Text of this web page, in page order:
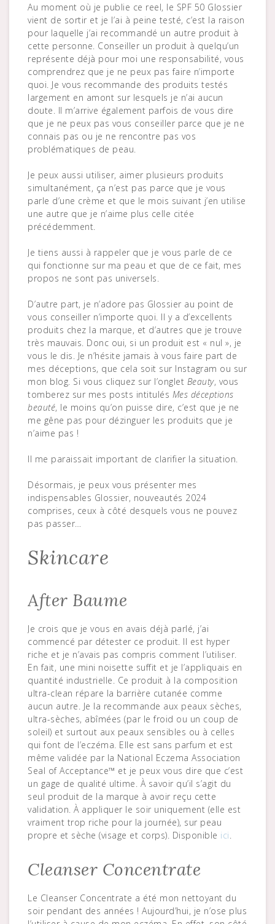
Au moment où je publie ce reel, le SPF 50 Glossier
vient de sortir et je l’ai à peine testé, c’est la raison
pour laquelle j’ai recommandé un autre produit à
cette personne. Conseiller un produit à quelqu’un
représente déjà pour moi une responsabilité, vous
comprendrez que je ne peux pas faire n’importe
quoi. Je vous recommande des produits testés
largement en amont sur lesquels je n’ai aucun
doute. Il m’arrive également parfois de vous dire
que je ne peux pas vous conseiller parce que je ne
connais pas ou je ne rencontre pas vos
problématiques de peau.
Je peux aussi utiliser, aimer plusieurs produits
simultanément, ça n’est pas parce que je vous
parle d’une crème et que le mois suivant j’en utilise
une autre que je n’aime plus celle citée
précédemment.
Je tiens aussi à rappeler que je vous parle de ce
qui fonctionne sur ma peau et que de ce fait, mes
propos ne sont pas universels.
D’autre part, je n’adore pas Glossier au point de
vous conseiller n’importe quoi. Il y a d’excellents
produits chez la marque, et d’autres que je trouve
très mauvais. Donc oui, si un produit est « nul », je
vous le dis. Je n’hésite jamais à vous faire part de
mes déceptions, que cela soit sur Instagram ou sur
mon blog. Si vous cliquez sur l’onglet Beauty, vous
tomberez sur mes posts intitulés Mes déceptions
beauté, le moins qu’on puisse dire, c’est que je ne
me gêne pas pour dézinguer les produits que je
n’aime pas !
Il me paraissait important de clarifier la situation.
Désormais, je peux vous présenter mes
indispensables Glossier, nouveautés 2024
comprises, ceux à côté desquels vous ne pouvez
pas passer…
Skincare
After Baume
Je crois que je vous en avais déjà parlé, j’ai
commencé par détester ce produit. Il est hyper
riche et je n’avais pas compris comment l’utiliser.
En fait, une mini noisette suffit et je l’appliquais en
quantité industrielle. Ce produit à la composition
ultra-clean répare la barrière cutanée comme
aucun autre. Je la recommande aux peaux sèches,
ultra-sèches, abîmées (par le froid ou un coup de
soleil) et surtout aux peaux sensibles ou à celles
qui font de l’eczéma. Elle est sans parfum et est
même validée par la National Eczema Association
Seal of Acceptance™ et je peux vous dire que c’est
un gage de qualité ultime. À savoir qu’il s’agit du
seul produit de la marque à avoir reçu cette
validation. À appliquer le soir uniquement (elle est
vraiment trop riche pour la journée), sur peau
propre et sèche (visage et corps). Disponible ici
Cleanser Concentrate
Le Cleanser Concentrate a été mon nettoyant du
soir pendant des années ! Aujourd’hui, je n’ose plus